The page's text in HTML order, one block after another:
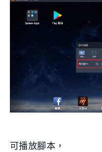
可播放腳本，